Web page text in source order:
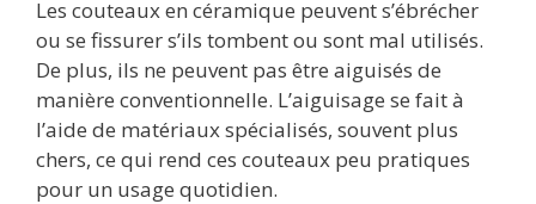
Les couteaux en céramique peuvent s’ébrécher
ou se fissurer s’ils tombent ou sont mal utilisés.
De plus, ils ne peuvent pas être aiguisés de
manière conventionnelle. L’aiguisage se fait à
l’aide de matériaux spécialisés, souvent plus
chers, ce qui rend ces couteaux peu pratiques
pour un usage quotidien.